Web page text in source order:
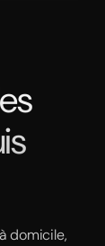
domicile,